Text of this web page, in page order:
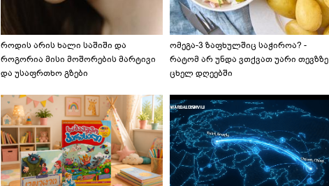
როდის არის ხალი საშიში და
როგორია მისი მოშორების მარტივი
და უსაფრთხო გზები
ომეგა-3 ზაფხულშიც საჭიროა? -
რატომ არ უნდა ვთქვათ უარი თევზზე
ცხელ დღეებში